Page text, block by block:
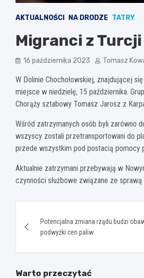
AKTUALNOŚCI NA DRODZE TATRY
Migranci z
16 października 2023 Tomasz
W Dolinie Chochołowskiej, znajdującej
miejsce w niedzielę, 15 października.
Chorąży sztabowy Tomasz Jarosz z
Wśród zatrzymanych osób byli zarówno
wszyscy zostali przetransportowani do
przede wszystkim pod postacią pomocy
Aktualnie zatrzymani przebywają w
czynności służbowe związane ze
wpisuPotencjalna zmiana rządu budzi
podwyżki cen paliw
Warto przeczytać